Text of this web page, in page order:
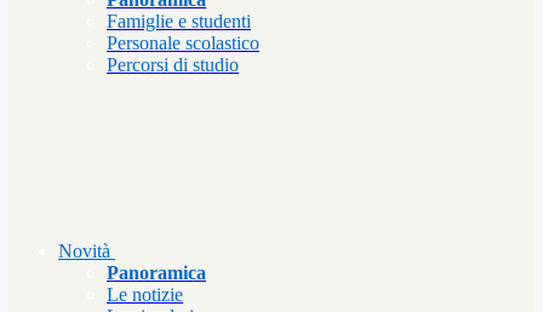
Famiglie e studenti
Personale scolastico
Percorsi di studio
Novità
Panoramica
Le notizie